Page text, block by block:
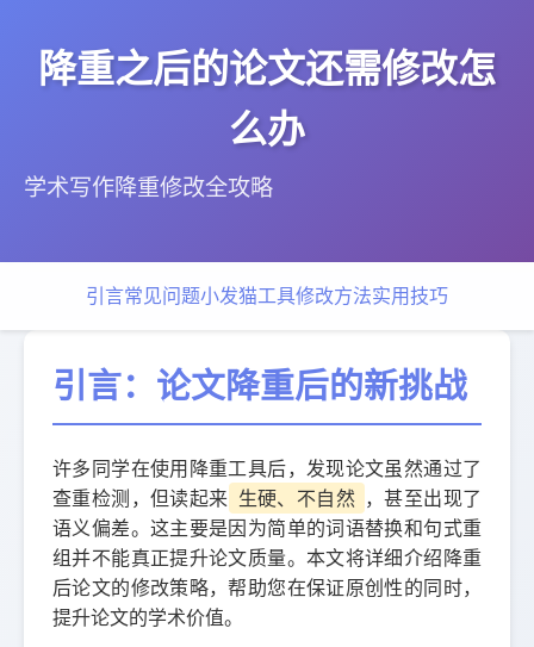
降重之后的论文还需修改怎
么办
学术写作降重修改全攻略
引言常见问题小发猫工具修改方法实用技巧
引言：论文降重后的新挑战
许多同学在使用降重工具后，发现论文虽然通过了
查重检测，但读起来 生硬、不自然 ，甚至出现了
语义偏差。这主要是因为简单的词语替换和句式重
组并不能真正提升论文质量。本文将详细介绍降重
后论文的修改策略，帮助您在保证原创性的同时，
提升论文的学术价值。